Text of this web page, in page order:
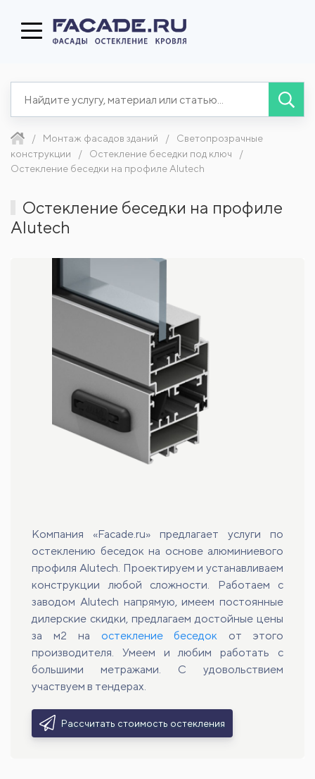
Монтаж фасадов зданий
Светопрозрачные
конструкции
Остекление беседки под ключ
Остекление беседки на профиле Alutech
Остекление беседки на профиле
Alutech
Компания «Facade.ru» предлагает услуги по
остеклению беседок на основе алюминиевого
профиля Alutech. Проектируем и устанавливаем
конструкции любой сложности. Работаем с
заводом Alutech напрямую, имеем постоянные
дилерские скидки, предлагаем достойные цены
за м2 на остекление беседок от этого
производителя. Умеем и любим работать с
большими метражами. С удовольствием
участвуем в тендерах.
Рассчитать стоимость остекления